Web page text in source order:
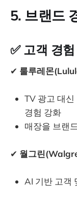
5. 브랜드
✅ 고객 경
✔ 룰루레몬
TV 광고 대신
경험 강화
매장을 브랜
✔ 월그린
AI 기반 고객